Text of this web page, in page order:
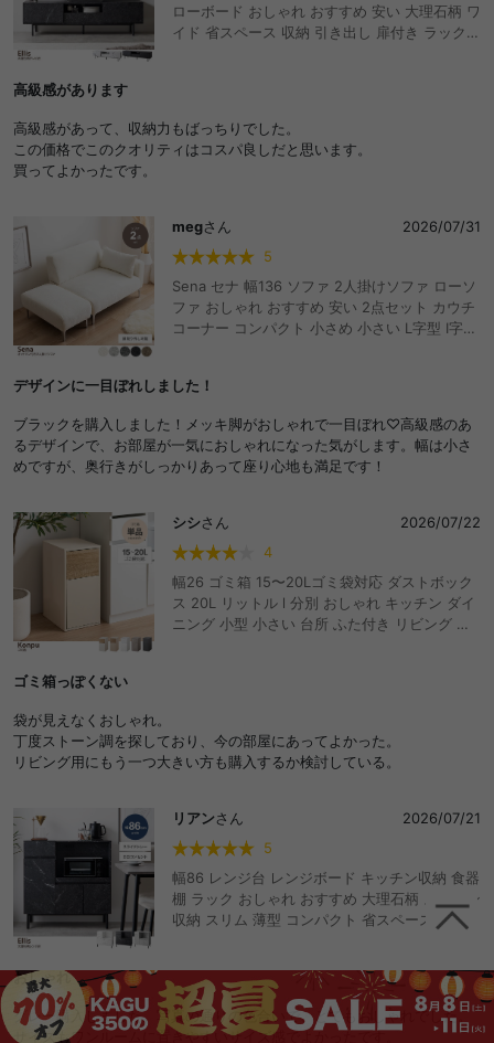
ローボード おしゃれ おすすめ 安い 大理石柄 ワ
イド 省スペース 収納 引き出し 扉付き ラック
高級感があります
高級感があって、収納力もばっちりでした。
この価格でこのクオリティはコスパ良しだと思います。
買ってよかったです。
megさん
2026/07/31
5
Sena セナ 幅136 ソファ 2人掛けソファ ローソ
ファ おしゃれ おすすめ 安い 2点セット カウチ
コーナー コンパクト 小さめ 小さい L字型 I字
ニング 一人暮らし ワンルーム 2人暮らし 高級
脚取り外し可能 シルバー脚
デザインに一目ぼれしました！
ブラックを購入しました！メッキ脚がおしゃれで一目ぼれ♡高級感のあ
るデザインで、お部屋が一気におしゃれになった気がします。幅は小さ
めですが、奥行きがしっかりあって座り心地も満足です！
シシさん
2026/07/22
4
幅26 ゴミ箱 15〜20Lゴミ袋対応 ダストボック
ス 20L リットル l 分別 おしゃれ キッチン ダイ
ニング 小型 小さい 台所 ふた付き リビング 寝
ゴミ箱っぽくない
袋が見えなくおしゃれ。
丁度ストーン調を探しており、今の部屋にあってよかった。
リビング用にもう一つ大きい方も購入するか検討している。
リアンさん
2026/07/21
5
幅86 レンジ台 レンジボード キッチン収納 食器
棚 ラック おしゃれ おすすめ 大理石柄 ストーン
収納 スリム 薄型 コンパクト 省スペース 小さめ
高級感 ノイズレス マーブル 脚付き ディスプレ
イ 炊飯器 電子レンジ オーブントースター 皿 一
人暮らし ワンルーム
おしゃれ
グレー購入しました。写真の通りの色合いで、とてもおしゃれでした。
サイズもワンルームに置きやすいサイズ感でよかったです。